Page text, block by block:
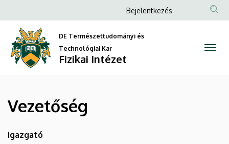
Fizikai
Intézet
a
tartalomra
Anonim
fiók
menüje
Bejelentkezés
DE Természettudományi és
Technológiai Kar
Fizikai Intézet
Vezetőség
Igazgató